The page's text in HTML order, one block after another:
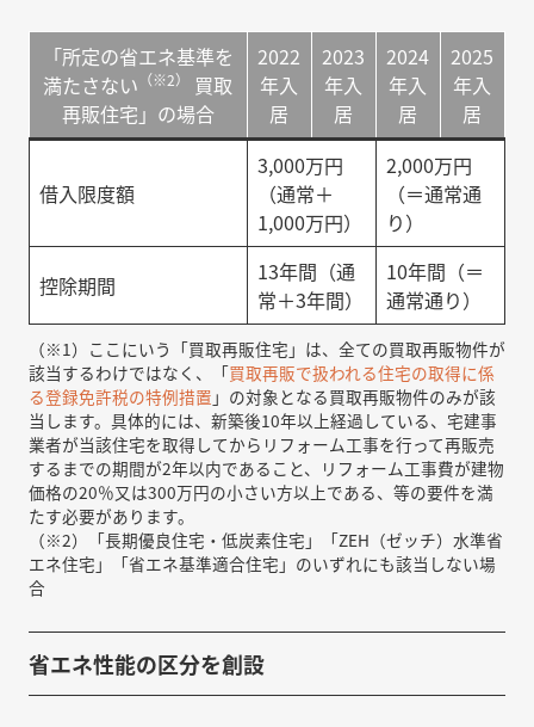
「所定の省エネ基準を
満たさない （※2）
買取
再販住宅」の場合
2022
年入
居
2023
年入
居
2024
年入
居
2025
年入
居
借入限度額
3,000万円
（通常＋
1,000万円）
2,000万円
（＝通常通
り）
控除期間
13年間（通
常＋3年間）
10年間（＝
通常通り）
（※1）ここにいう「買取再販住宅」は、全ての買取再販物件が
該当するわけではなく、「買取再販で扱われる住宅の取得に係
る登録免許税の特例措置 」の対象となる買取再販物件のみが該
当します。具体的には、新築後10年以上経過している、宅建事
業者が当該住宅を取得してからリフォーム工事を行って再販売
するまでの期間が2年以内であること、リフォーム工事費が建物
価格の20％又は300万円の小さい方以上である、等の要件を満
たす必要があります。
（※2）「長期優良住宅・低炭素住宅」「ZEH（ゼッチ）水準省
エネ住宅」「省エネ基準適合住宅」のいずれにも該当しない場
合
省エネ性能の区分を創設